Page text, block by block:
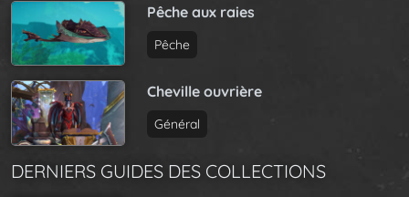
Pêche aux raies
Pêche
Cheville ouvrière
Général
DERNIERS GUIDES DES COLLECTIONS